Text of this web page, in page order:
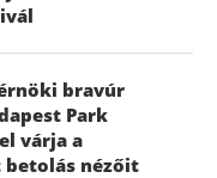
bravúr
Park
várja a
betolás nézőit